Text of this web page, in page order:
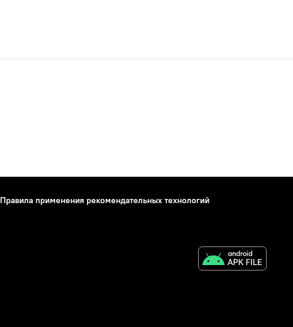
Правила применения рекомендательных технологий